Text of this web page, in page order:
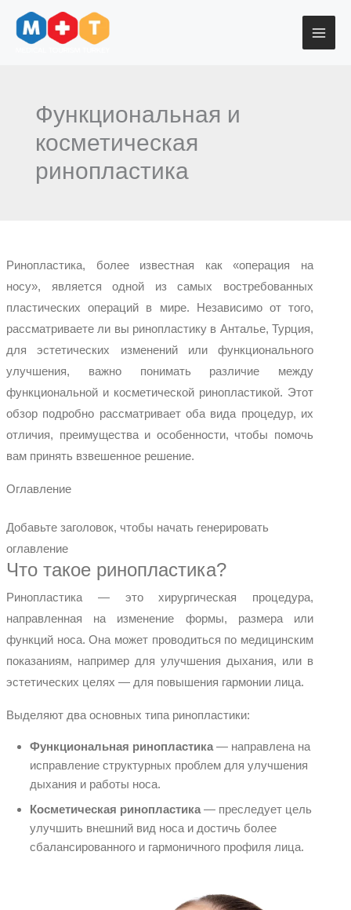
Перейти
Функциональная и
косметическая
ринопластика
Ринопластика, более известная как «операция на
носу», является одной из самых востребованных
пластических операций в мире. Независимо от того,
рассматриваете ли вы ринопластику в Анталье, Турция,
для эстетических изменений или функционального
улучшения, важно понимать различие между
функциональной и косметической ринопластикой. Этот
обзор подробно рассматривает оба вида процедур, их
отличия, преимущества и особенности, чтобы помочь
вам принять взвешенное решение.
Оглавление
Добавьте заголовок, чтобы начать генерировать
оглавление
Что такое ринопластика?
Ринопластика — это хирургическая процедура,
направленная на изменение формы, размера или
функций носа. Она может проводиться по медицинским
показаниям, например для улучшения дыхания, или в
эстетических целях — для повышения гармонии лица.
Выделяют два основных типа ринопластики:
Функциональная ринопластика — направлена на
исправление структурных проблем для улучшения
дыхания и работы носа.
Косметическая ринопластика — преследует цель
улучшить внешний вид носа и достичь более
сбалансированного и гармоничного профиля лица.